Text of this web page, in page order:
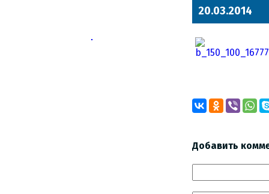
20.03.2014
Добавить